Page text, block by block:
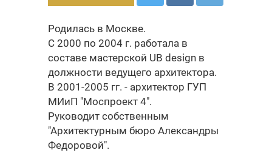
Родилась в Москве.
С 2000 по 2004 г. работала в
составе мастерской UB design в
должности ведущего архитектора.
В 2001-2005 гг. - архитектор ГУП
МИиП "Моспроект 4".
Руководит собственным
"Архитектурным бюро Александры
Федоровой".